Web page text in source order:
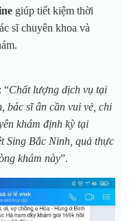
giúp tiết kiệm thời
sĩ chuyên khoa và
“Chất lượng dịch vụ tại
bác sĩ ân cần vui vẻ, chi
khám định kỳ tại
Sing Bắc Ninh , quả thực
khám này”.